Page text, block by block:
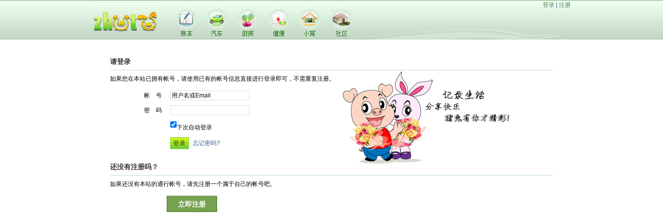
登录 注册
请登录
如果您在本站已拥有帐号，请使用已有的帐号信息直接进行登录即可，不需重复注册。
帐 号
密 码
下次自动登录
忘记密码?
还没有注册吗？
如果还没有本站的通行帐号，请先注册一个属于自己的帐号吧。
立即注册